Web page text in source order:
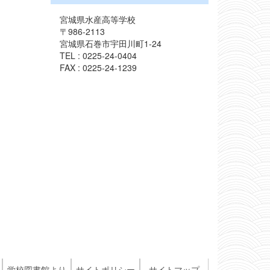
宮城県水産高等学校
〒986-2113
宮城県石巻市宇田川町1-24
TEL : 0225-24-0404
FAX : 0225-24-1239